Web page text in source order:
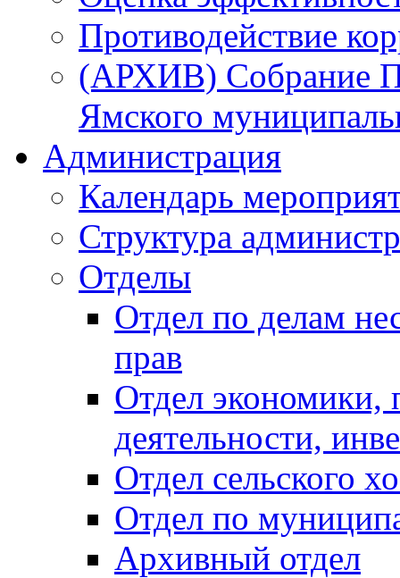
Противодействие
(АРХИВ) Собрание
Ямского
Администрация
Календарь
Структура
Отделы
Отдел по делам
прав
Отдел экономики,
деятельности,
Отдел сельского
Отдел по
Архивный отдел